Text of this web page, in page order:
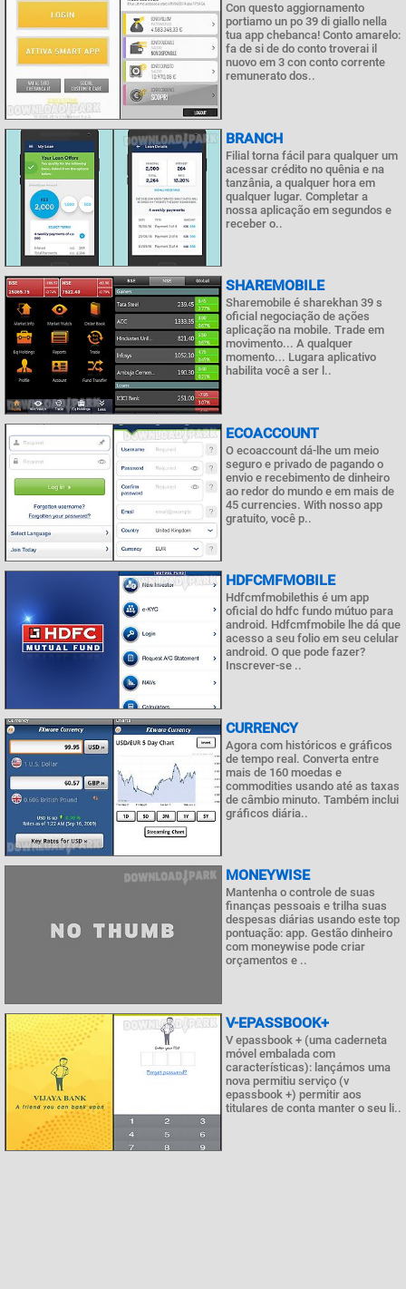
Con questo aggiornamento
portiamo un po 39 di giallo nella
tua app chebanca! Conto amarelo:
fa de si de do conto troverai il
nuovo em 3 con conto corrente
remunerato dos..
BRANCH
Filial torna fácil para qualquer um
acessar crédito no quênia e na
tanzânia, a qualquer hora em
qualquer lugar. Completar a
nossa aplicação em segundos e
receber o..
SHAREMOBILE
Sharemobile é sharekhan 39 s
oficial negociação de ações
aplicação na mobile. Trade em
movimento... A qualquer
momento... Lugara aplicativo
habilita você a ser l..
ECOACCOUNT
O ecoaccount dá-lhe um meio
seguro e privado de pagando o
envio e recebimento de dinheiro
ao redor do mundo e em mais de
45 currencies. With nosso app
gratuito, você p..
HDFCMFMOBILE
Hdfcmfmobilethis é um app
oficial do hdfc fundo mútuo para
android. Hdfcmfmobile lhe dá que
acesso a seu folio em seu celular
android. O que pode fazer?
Inscrever-se ..
CURRENCY
Agora com históricos e gráficos
de tempo real. Converta entre
mais de 160 moedas e
commodities usando até as taxas
de câmbio minuto. Também inclui
gráficos diária..
MONEYWISE
Mantenha o controle de suas
finanças pessoais e trilha suas
despesas diárias usando este top
pontuação: app. Gestão dinheiro
com moneywise pode criar
orçamentos e ..
V-EPASSBOOK+
V epassbook + (uma caderneta
móvel embalada com
características): lançámos uma
nova permitiu serviço (v
epassbook +) permitir aos
titulares de conta manter o seu li..